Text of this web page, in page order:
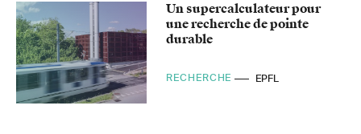
Un supercalculateur pour
une recherche de pointe
durable
RECHERCHE EPFL